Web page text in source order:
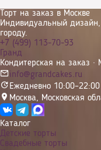
Торт на заказ в Москве
Индивидуальный дизайн,
городу.
+7 (499) 113-70-93
Гранд
Кондитерская на заказ ·
info@grandcakes.ru
Ежедневно 10:00–22:00
Москва, Московская
Каталог
Детские торты
Свадебные торты